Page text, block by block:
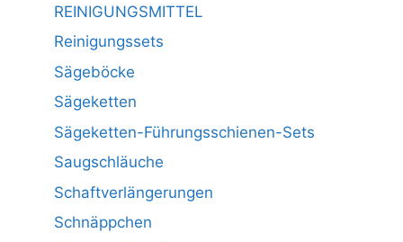
REINIGUNGSMITTEL
Reinigungssets
Sägeböcke
Sägeketten
Sägeketten-Führungsschienen-Sets
Saugschläuche
Schaftverlängerungen
Schnäppchen